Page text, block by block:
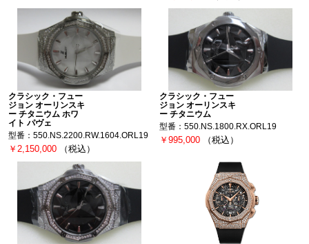
クラシック・フュー
ジョン オーリンスキ
ー チタニウム ホワ
イト パヴェ
型番：550.NS.2200.RW.1604.ORL19
￥2,150,000 （税込）
クラシック・フュー
ジョン オーリンスキ
ー チタニウム
型番：550.NS.1800.RX.ORL19
￥995,000 （税込）